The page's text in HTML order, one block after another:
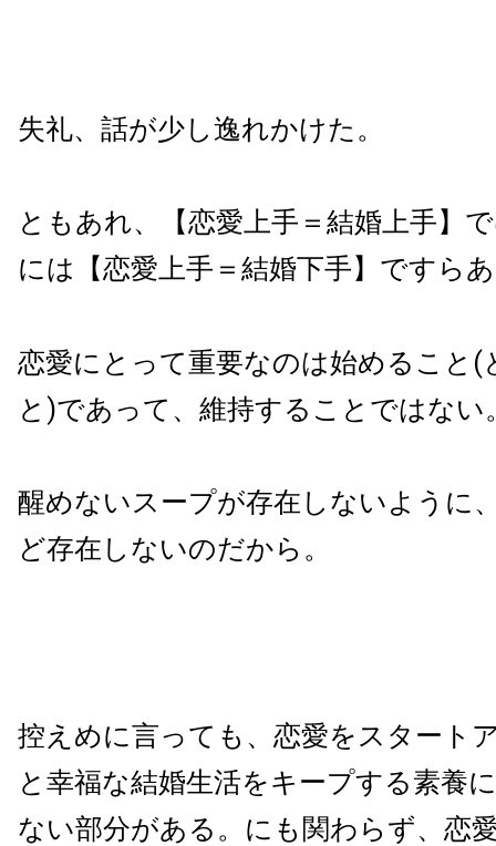
失礼、話が少し逸れかけた。
ともあれ、【恋愛上手＝結婚上手】
には【恋愛上手＝結婚下手】ですら
恋愛にとって重要なのは始めること(
と)であって、維持することではない
醒めないスープが存在しないように
ど存在しないのだから。
控えめに言っても、恋愛をスタート
と幸福な結婚生活をキープする素養
ない部分がある。にも関わらず、恋